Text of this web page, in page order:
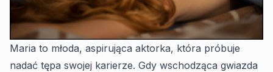
Maria to młoda, aspirująca aktorka, która próbuje
nadać tępa swojej karierze. Gdy wschodząca gwiazda